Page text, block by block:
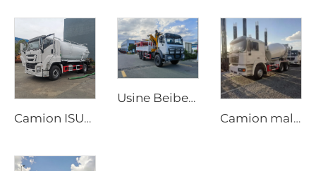
Camion ISUZU GIGA 4x2 diesel neuf, transmission manuelle, pompe à vide aspiratrice d'eaux usées, 12000 litres, camion de vidange de fosse septique
Usine Beiben Fourniture de transport spécial Tout-terrain 4X4 6x6 Camion-grue à flèche rigide pliante
Camion malaxeur mobile Shacman neuf, tambour malaxeur de 8m3 à 10m3, prix du camion malaxeur pour béton